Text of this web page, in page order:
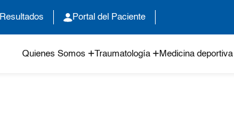
Resultados Portal del Paciente
Quienes Somos Traumatología Medicina deportiva